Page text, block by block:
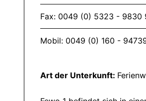
Fax: 0049 (0) 5323 - 9830
Mobil: 0049 (0) 160 -
Art der Unterkunft: